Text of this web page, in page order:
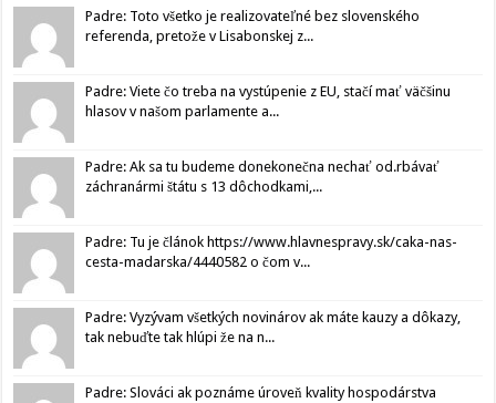
Padre: Toto všetko je realizovateľné bez slovenského
referenda, pretože v Lisabonskej z...
Padre: Viete čo treba na vystúpenie z EU, stačí mať väčšinu
hlasov v našom parlamente a...
Padre: Ak sa tu budeme donekonečna nechať od.rbávať
záchranármi štátu s 13 dôchodkami,...
Padre: Tu je článok https://www.hlavnespravy.sk/caka-nas-
cesta-madarska/4440582 o čom v...
Padre: Vyzývam všetkých novinárov ak máte kauzy a dôkazy,
tak nebuďte tak hlúpi že na n...
Padre: Slováci ak poznáme úroveň kvality hospodárstva